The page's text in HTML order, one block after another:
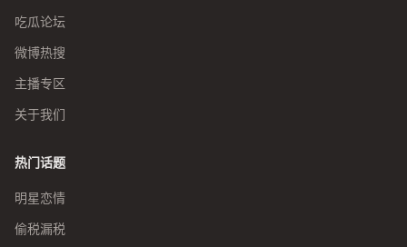
吃瓜论坛
微博热搜
主播专区
关于我们
热门话题
明星恋情
偷税漏税